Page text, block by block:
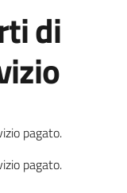
di
pagato.
pagato.